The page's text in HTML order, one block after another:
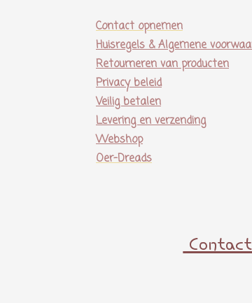
Contact opnemen
Huisregels & Algemene
Retourneren van producten
Privacy beleid
Veilig betalen
Levering en verzending
Webshop
Oer-Dreads